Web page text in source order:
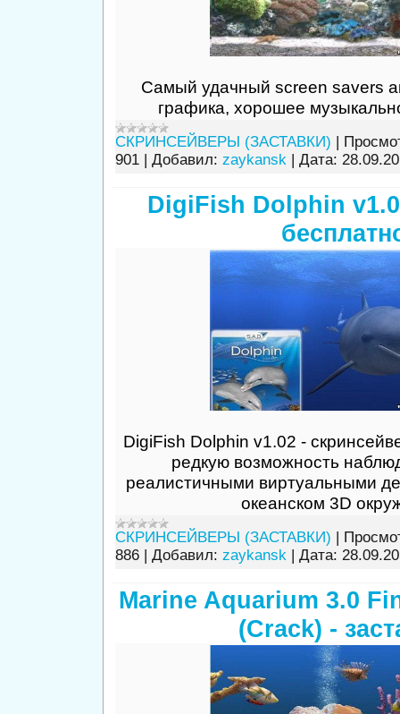
Самый удачный screen savers
графика, хорошее
СКРИНСЕЙВЕРЫ (ЗАСТАВКИ)
901| Добавил: zaykansk| Дата:
DigiFish Dolphin
DigiFish Dolphin v1.02 -
редкую возможность
реалистичными виртуальными
океанском 3D
СКРИНСЕЙВЕРЫ (ЗАСТАВКИ)
886| Добавил: zaykansk| Дата:
Marine Aquarium 3.0
(Crack) -